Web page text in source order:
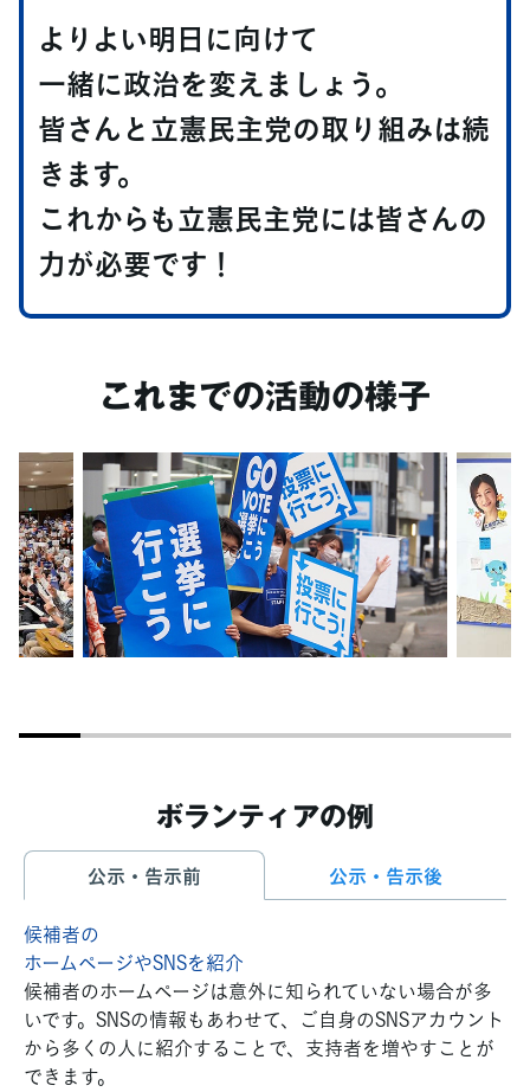
よりよい明日に向けて
一緒に政治を変えましょう。
皆さんと立憲民主党の取り組みは続
きます。
これからも立憲民主党には皆さんの
力が必要です！
これまでの活動の様子
ボランティアの例
公示・告示前 公示・告示後
候補者の
ホームページやSNSを紹介
候補者のホームページは意外に知られていない場合が多
いです。SNSの情報もあわせて、ご自身のSNSアカウント
から多くの人に紹介することで、支持者を増やすことが
できます。